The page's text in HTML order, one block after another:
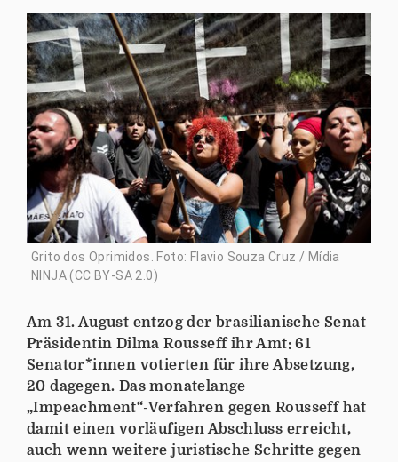
Grito dos Oprimidos. Foto: Flavio Souza Cruz / Mídia
NINJA (CC BY-SA 2.0)
Am 31. August entzog der brasilianische Senat
Präsidentin Dilma Rousseff ihr Amt: 61
Senator*innen votierten für ihre Absetzung,
20 dagegen. Das monatelange
„Impeachment“-Verfahren gegen Rousseff hat
damit einen vorläufigen Abschluss erreicht,
auch wenn weitere juristische Schritte gegen